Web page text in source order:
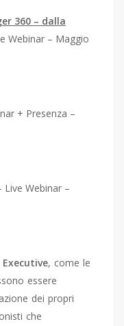
360 – dalla
Webinar – Maggio
+ Presenza –
Live Webinar –
, come le
essere
dei propri
che